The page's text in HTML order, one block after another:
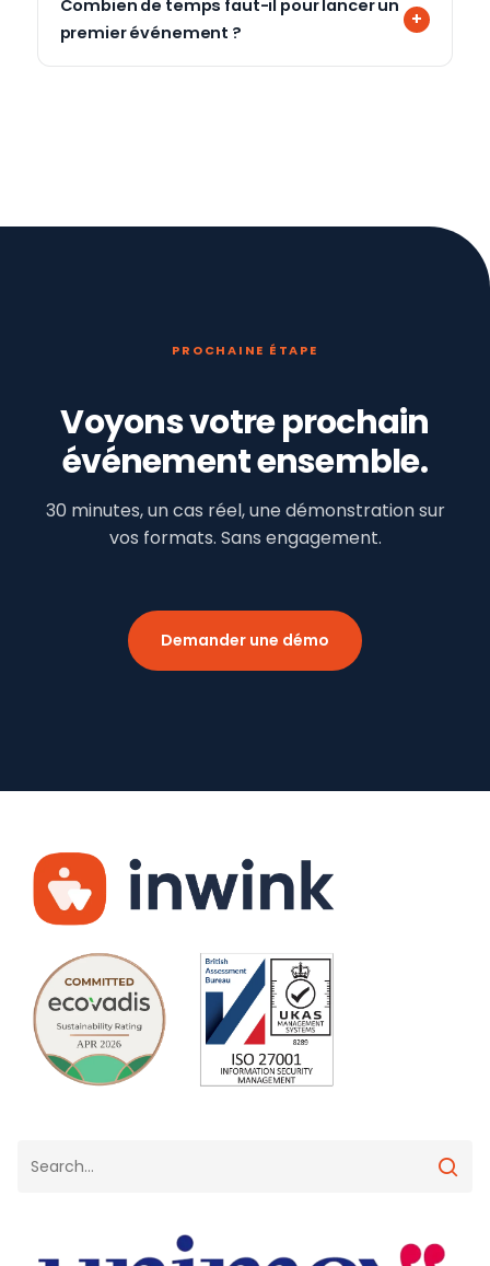
Combien de temps faut-il pour lancer un
premier événement ?
PROCHAINE ÉTAPE
Voyons votre prochain
événement ensemble.
30 minutes, un cas réel, une démonstration sur
vos formats. Sans engagement.
Demander une démo